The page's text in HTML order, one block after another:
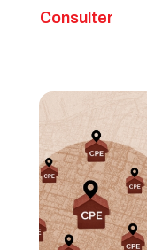
Consulter